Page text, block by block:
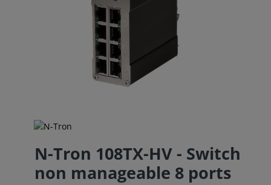
N-Tron 108TX-HV - Switch
non manageable 8 ports